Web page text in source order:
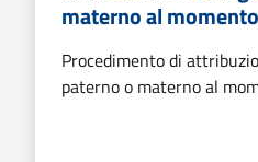
materno al
Procedimento di
paterno o materno al